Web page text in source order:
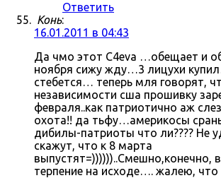
Ответить
Конь:
16.01.2011 в 04:43
Да чмо этот C4eva …обещает и
ноября сижу жду…3 лицухи
стебется… теперь мля говорят,
независимости сша прошивку
февраля..как патриотично аж
охота!! да тьфу…америкосы
дибилы-патриоты что ли???? Не
скажут, что к 8 марта
выпустят=))))))..Смешно,конечно,
терпение на исходе…. жалею, что